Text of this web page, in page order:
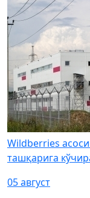
Wildberries
ташқарига
05 август